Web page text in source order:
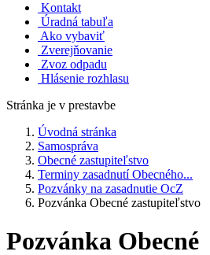
Kontakt
Úradná tabuľa
Ako vybaviť
Zverejňovanie
Zvoz odpadu
Hlásenie rozhlasu
Stránka je v prestavbe
Úvodná stránka
Samospráva
Obecné zastupiteľstvo
Terminy zasadnutí Obecného...
Pozvánky na zasadnutie OcZ
Pozvánka Obecné zastupiteľstvo
Pozvánka Obecné